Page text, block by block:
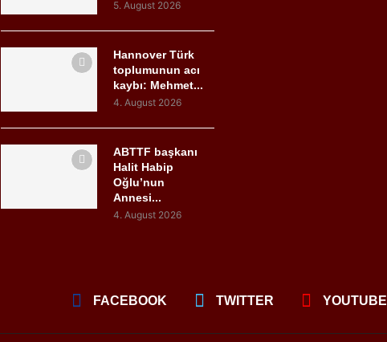
5. August 2026
Hannover Türk
toplumunun acı
kaybı: Mehmet...
4. August 2026
ABTTF başkanı
Halit Habip
Oğlu’nun
Annesi...
4. August 2026
FACEBOOK TWITTER YOUTUBE